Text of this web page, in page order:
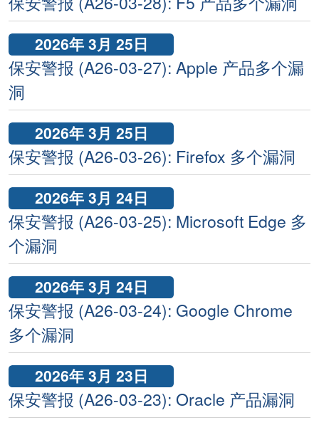
2026年 3月 25日
保安警报 (A26-03-27): Apple 产品多个漏
洞
2026年 3月 25日
保安警报 (A26-03-26): Firefox 多个漏洞
2026年 3月 24日
保安警报 (A26-03-25): Microsoft Edge 多
个漏洞
2026年 3月 24日
保安警报 (A26-03-24): Google Chrome
多个漏洞
2026年 3月 23日
保安警报 (A26-03-23): Oracle 产品漏洞